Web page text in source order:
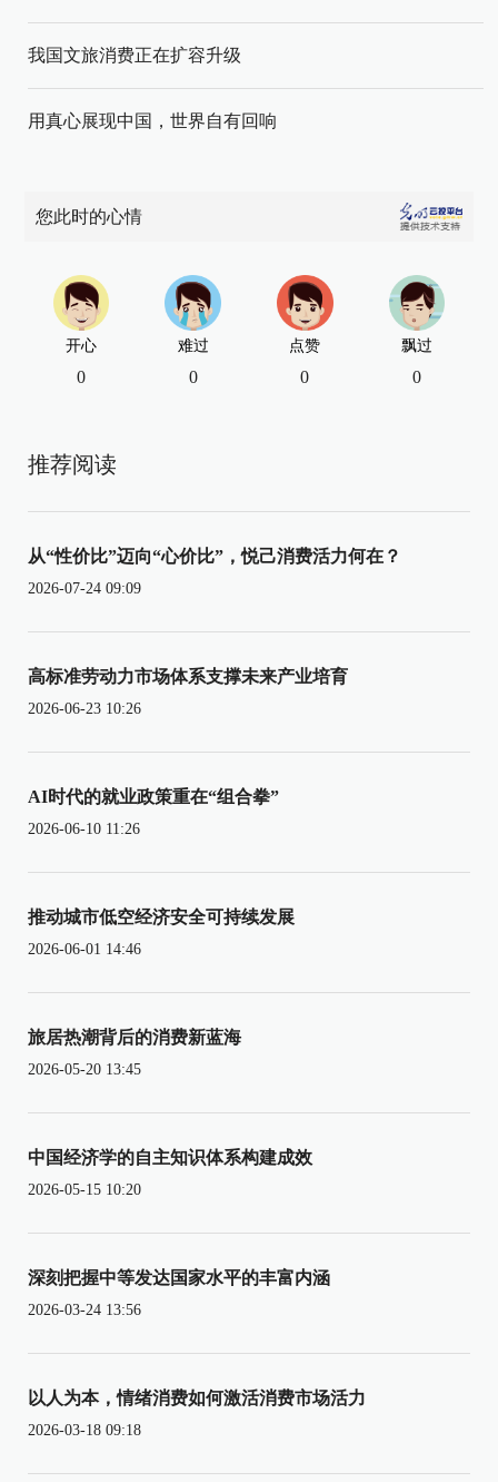
我国文旅消费正在扩容升级
用真心展现中国，世界自有回响
您此时的心情
开心
0
难过
0
点赞
0
飘过
0
推荐阅读
从“性价比”迈向“心价比”，悦己消费活力何在？
2026-07-24 09:09
高标准劳动力市场体系支撑未来产业培育
2026-06-23 10:26
AI时代的就业政策重在“组合拳”
2026-06-10 11:26
推动城市低空经济安全可持续发展
2026-06-01 14:46
旅居热潮背后的消费新蓝海
2026-05-20 13:45
中国经济学的自主知识体系构建成效
2026-05-15 10:20
深刻把握中等发达国家水平的丰富内涵
2026-03-24 13:56
以人为本，情绪消费如何激活消费市场活力
2026-03-18 09:18